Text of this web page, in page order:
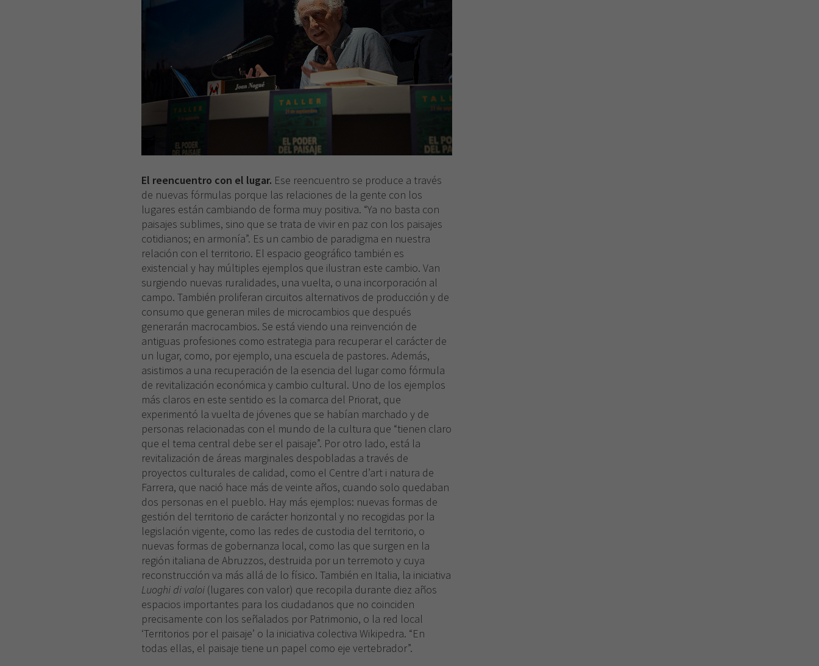
El reencuentro con el lugar. Ese reencuentro se produce a través
de nuevas fórmulas porque las relaciones de la gente con los
lugares están cambiando de forma muy positiva. “Ya no basta con
paisajes sublimes, sino que se trata de vivir en paz con los paisajes
cotidianos; en armonía”. Es un cambio de paradigma en nuestra
relación con el territorio. El espacio geográfico también es
existencial y hay múltiples ejemplos que ilustran este cambio. Van
surgiendo nuevas ruralidades, una vuelta, o una incorporación al
campo. También proliferan circuitos alternativos de producción y de
consumo que generan miles de microcambios que después
generarán macrocambios. Se está viendo una reinvención de
antiguas profesiones como estrategia para recuperar el carácter de
un lugar, como, por ejemplo, una escuela de pastores. Además,
asistimos a una recuperación de la esencia del lugar como fórmula
de revitalización económica y cambio cultural. Uno de los ejemplos
más claros en este sentido es la comarca del Priorat, que
experimentó la vuelta de jóvenes que se habían marchado y de
personas relacionadas con el mundo de la cultura que “tienen claro
que el tema central debe ser el paisaje”. Por otro lado, está la
revitalización de áreas marginales despobladas a través de
proyectos culturales de calidad, como el Centre d’art i natura de
Farrera, que nació hace más de veinte años, cuando solo quedaban
dos personas en el pueblo. Hay más ejemplos: nuevas formas de
gestión del territorio de carácter horizontal y no recogidas por la
legislación vigente, como las redes de custodia del territorio, o
nuevas formas de gobernanza local, como las que surgen en la
región italiana de Abruzzos, destruida por un terremoto y cuya
reconstrucción va más allá de lo físico. También en Italia, la iniciativa
Luoghi di valoi (lugares con valor) que recopila durante diez años
espacios importantes para los ciudadanos que no coinciden
precisamente con los señalados por Patrimonio, o la red local
‘Territorios por el paisaje’ o la iniciativa colectiva Wikipedra. “En
todas ellas, el paisaje tiene un papel como eje vertebrador”.